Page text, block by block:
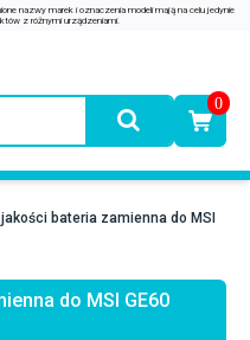
0
bateria zamienna do MSI
do MSI GE60